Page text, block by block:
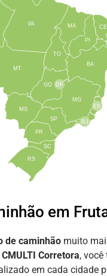
TO
BA
CE
PI
MA
PA
MT
MS
GO
PR
SC
RS
SP
MG
RJ
ES
DF
em
de caminhão muito
CMULTI Corretora, você
em cada cidade